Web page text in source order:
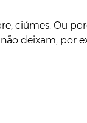
ciúmes. Ou
deixam, por